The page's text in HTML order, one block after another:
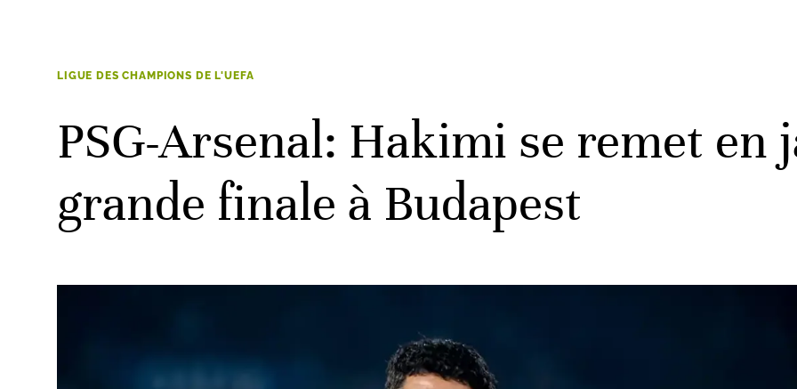
LIGUE DES CHAMPIONS DE L'UEFA
PSG-Arsenal: Hakimi se remet en
grande finale à Budapest